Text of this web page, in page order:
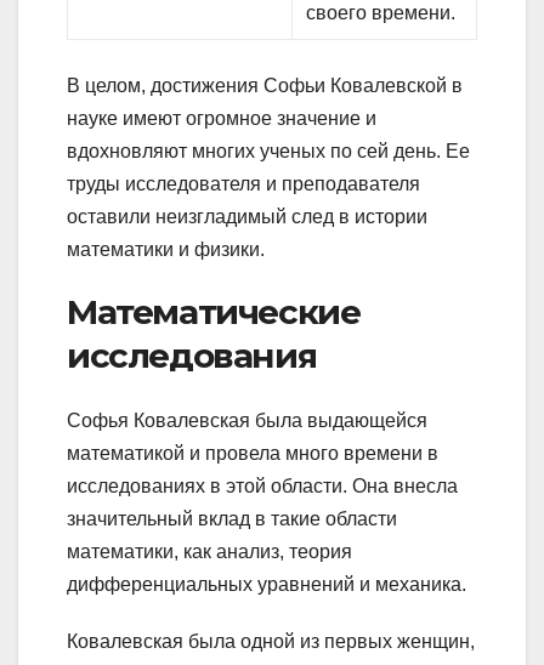
своего времени.
В целом, достижения Софьи Ковалевской в
науке имеют огромное значение и
вдохновляют многих ученых по сей день. Ее
труды исследователя и преподавателя
оставили неизгладимый след в истории
математики и физики.
Математические
исследования
Софья Ковалевская была выдающейся
математикой и провела много времени в
исследованиях в этой области. Она внесла
значительный вклад в такие области
математики, как анализ, теория
дифференциальных уравнений и механика.
Ковалевская была одной из первых женщин,